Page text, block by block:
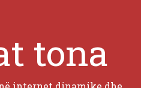
tona